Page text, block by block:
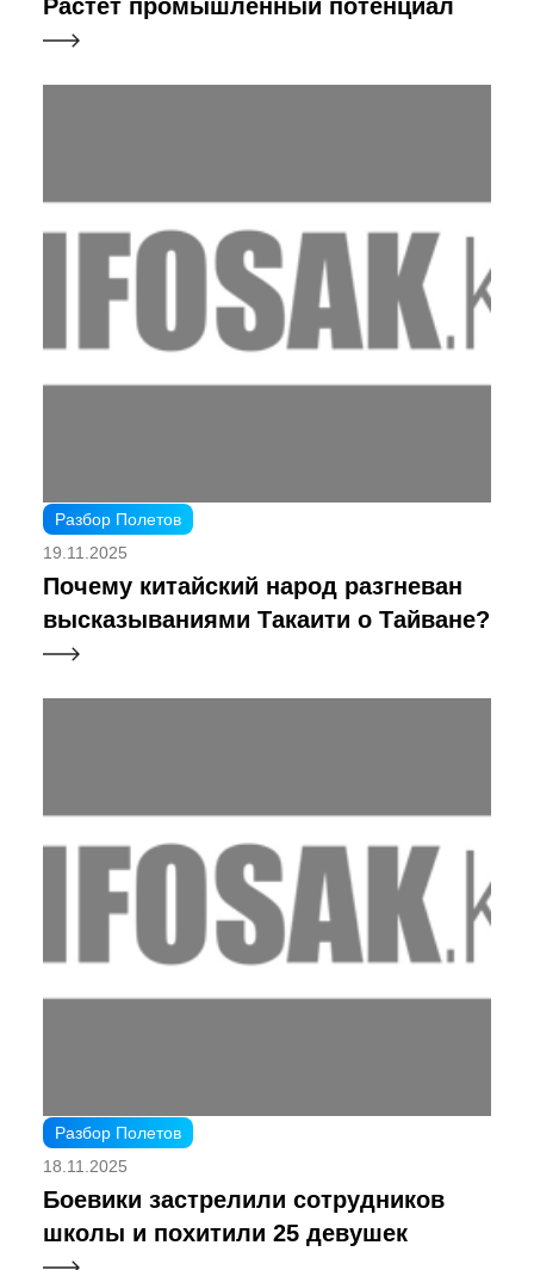
Растет промышленный потенциал
Разбор Полетов
19.11.2025
Почему китайский народ разгневан
высказываниями Такаити о Тайване?
Разбор Полетов
18.11.2025
Боевики застрелили сотрудников
школы и похитили 25 девушек